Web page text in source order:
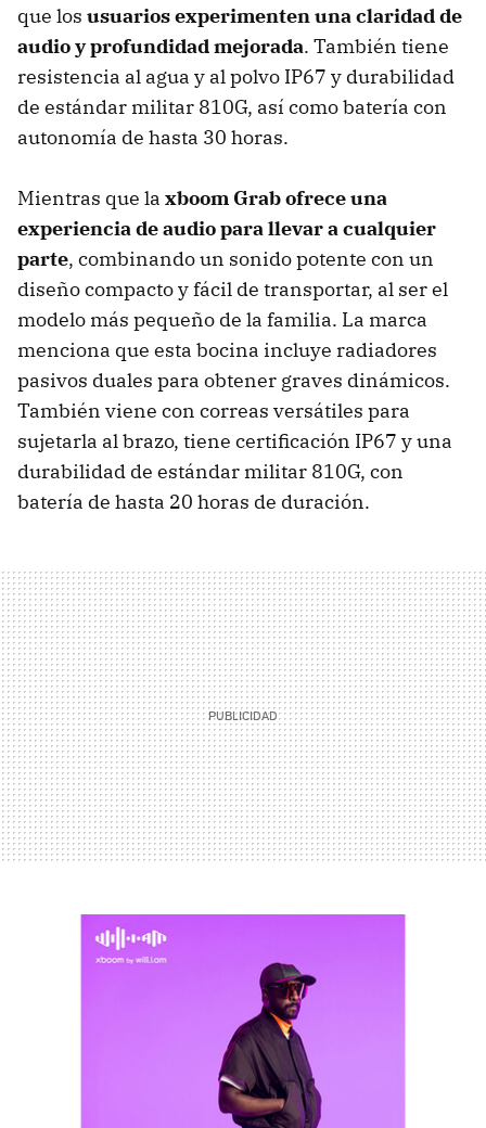
que los usuarios experimenten una claridad de
audio y profundidad mejorada. También tiene
resistencia al agua y al polvo IP67 y durabilidad
de estándar militar 810G, así como batería con
autonomía de hasta 30 horas.
Mientras que la xboom Grab ofrece una
experiencia de audio para llevar a cualquier
parte, combinando un sonido potente con un
diseño compacto y fácil de transportar, al ser el
modelo más pequeño de la familia. La marca
menciona que esta bocina incluye radiadores
pasivos duales para obtener graves dinámicos.
También viene con correas versátiles para
sujetarla al brazo, tiene certificación IP67 y una
durabilidad de estándar militar 810G, con
batería de hasta 20 horas de duración.